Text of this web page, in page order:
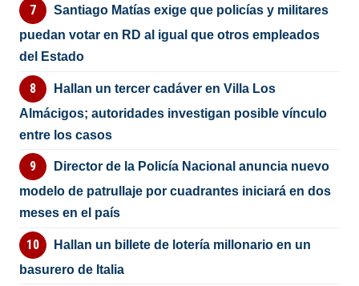
Santiago Matías exige que policías y militares
puedan votar en RD al igual que otros empleados
del Estado
Hallan un tercer cadáver en Villa Los
Almácigos; autoridades investigan posible vínculo
entre los casos
Director de la Policía Nacional anuncia nuevo
modelo de patrullaje por cuadrantes iniciará en dos
meses en el país
Hallan un billete de lotería millonario en un
basurero de Italia